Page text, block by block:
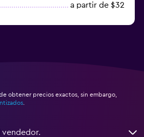
a partir de $32
obtener precios exactos, sin embargo,
vendedor.